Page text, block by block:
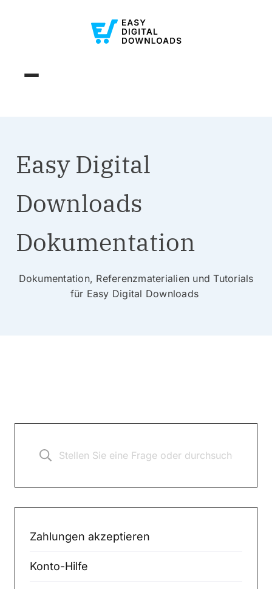
Easy Digital
Downloads
Dokumentation
Dokumentation, Referenzmaterialien und Tutorials
für Easy Digital Downloads
Zahlungen akzeptieren
Konto-Hilfe